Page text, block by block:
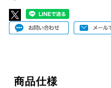
商品仕様